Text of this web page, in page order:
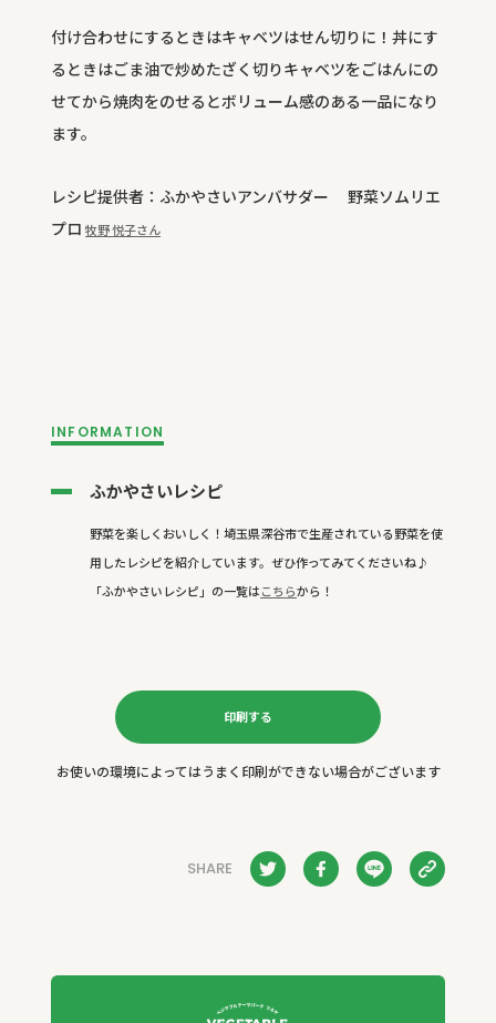
付け合わせにするときはキャベツはせん切りに！丼にす
るときはごま油で炒めたざく切りキャベツをごはんにの
せてから焼肉をのせるとボリューム感のある一品になり
ます。
レシピ提供者：ふかやさいアンバサダー 野菜ソムリエ
プロ 牧野 悦子さん
INFORMATION
ふかやさいレシピ
野菜を楽しくおいしく！埼玉県深谷市で生産されている野菜を使
用したレシピを紹介しています。ぜひ作ってみてくださいね♪
「ふかやさいレシピ」の一覧はこちらから！
印刷する
お使いの環境によってはうまく印刷ができない場合がございます
SHARE